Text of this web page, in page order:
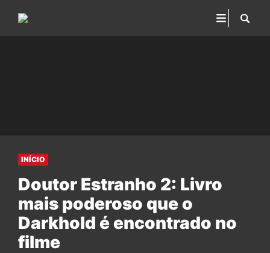
INÍCIO
Doutor Estranho 2: Livro
mais poderoso que o
Darkhold é encontrado no
filme